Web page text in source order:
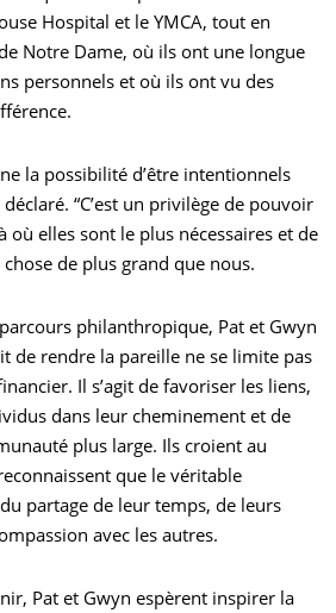
Hospital et le YMCA, tout en
Notre Dame, où ils ont une longue
personnels et où ils ont vu des
la possibilité d’être intentionnels
“C’est un privilège de pouvoir
où elles sont le plus nécessaires et de
de plus grand que nous.
philanthropique, Pat et Gwyn
de rendre la pareille ne se limite pas
Il s’agit de favoriser les liens,
dans leur cheminement et de
plus large. Ils croient au
que le véritable
partage de leur temps, de leurs
avec les autres.
Pat et Gwyn espèrent inspirer la